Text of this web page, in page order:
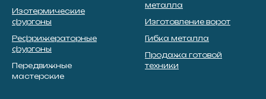
Изотермические
фургоны
Рефрижераторные
фургоны
Передвижные
мастерские
металла
Изготовление ворот
Гибка металла
Продажа готовой
техники